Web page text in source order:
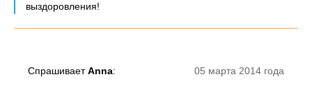
выздоровления!
05 марта 2014 года
СпрашиваетAnna: